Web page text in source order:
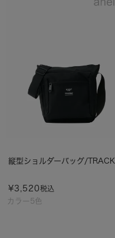
カラー5色
縦型ショルダーバッグ/TRACK
¥3,520税込